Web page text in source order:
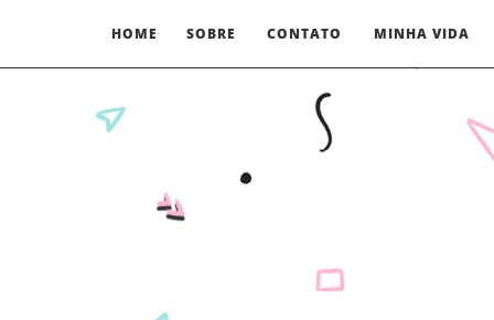
HOME SOBRE CONTATO MINHA VIDA